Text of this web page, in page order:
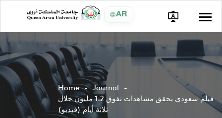
AR
Home
Journal
فيلم سعودي يحقق مشاهدات تفوق 1.2 مليون خلال
ثلاثة أيام (فيديو)